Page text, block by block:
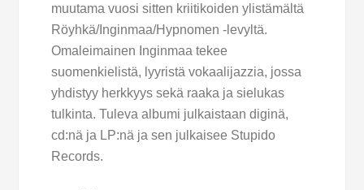
muutama vuosi sitten kriitikoiden ylistämältä
Röyhkä/Inginmaa/Hypnomen -levyltä.
Omaleimainen Inginmaa tekee
suomenkielistä, lyyristä vokaalijazzia, jossa
yhdistyy herkkyys sekä raaka ja sielukas
tulkinta. Tuleva albumi julkaistaan diginä,
cd:nä ja LP:nä ja sen julkaisee Stupido
Records.